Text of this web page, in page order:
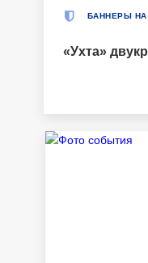
БАННЕРЫ НА
«Ухта»